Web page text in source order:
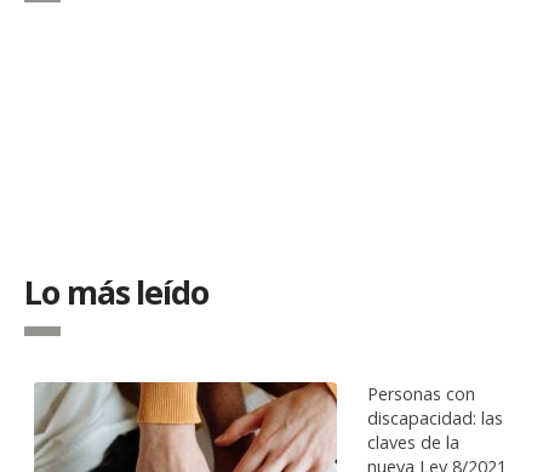
Lo más leído
Personas con
discapacidad: las
claves de la
nueva Ley 8/2021